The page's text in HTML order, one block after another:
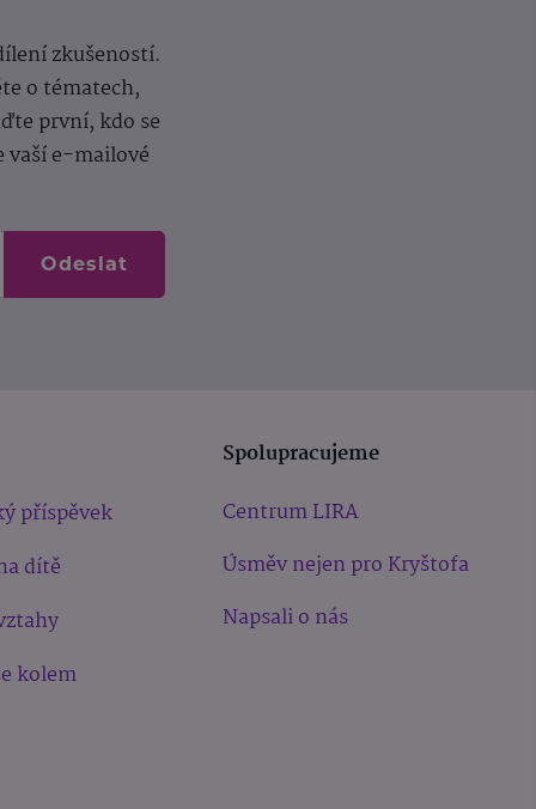
zkušeností.
o tématech,
první, kdo se
vaší e-mailové
Odeslat
příspěvek
dítě
kolem
Spolupracujeme
Centrum LIRA
Úsměv nejen pro Kryštofa
Napsali o nás